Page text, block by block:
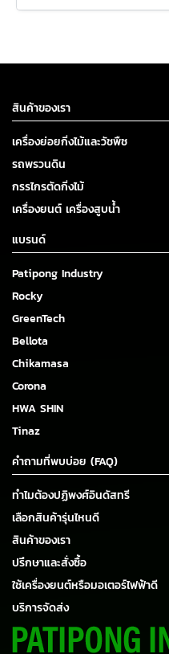
สินค้าของเรา
เครื่องย่อยกิ่งไม้และวัชพืช
รถพรวนดิน
กรรไกรตัดกิ่งไม้
เครื่องยนต์ เครื่องสูบน้ำ
แบรนด์
Patipong Industry
Rocky
GreenTech
Bellota
Chikamasa
Corona
HWA SHIN
Tinaz
คำถามที่พบบ่อย (FAQ)
ทำไมต้องปฏิพงศ์อินดัสทรี
เลือกสินค้ารุ่นไหนดี
สินค้าของเรา
ปรึกษาและสั่งซื้อ
ใช้เครื่องยนต์หรือมอเตอร์ไฟฟ้าดี
บริการจัดส่ง